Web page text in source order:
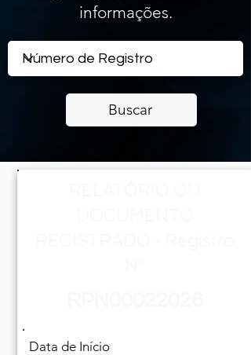
informações.
Buscar
Data de Início